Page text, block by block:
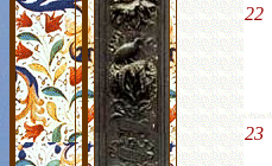
22
23